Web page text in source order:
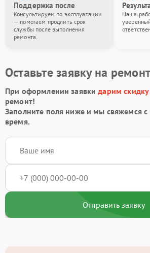
Поддержка после
Консультируем по эксплуатации
— помогаем продлить срок
службы после выполнения
ремонта.
Наша
Оставьте заявку на ремонт
При оформлении заявкидарим
ремонт!
Заполните поля ниже и мы свяжемся
время.
Отправить заявку